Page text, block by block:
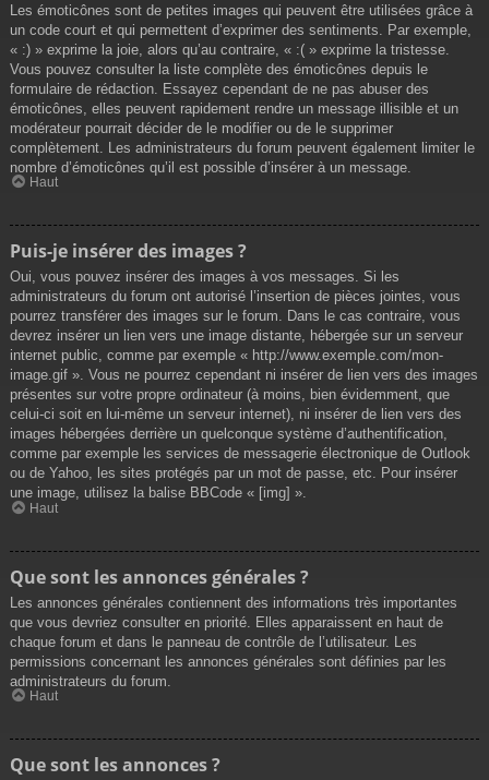
Les émoticônes sont de petites images qui peuvent être utilisées grâce à
un code court et qui permettent d’exprimer des sentiments. Par exemple,
« :) » exprime la joie, alors qu’au contraire, « :( » exprime la tristesse.
Vous pouvez consulter la liste complète des émoticônes depuis le
formulaire de rédaction. Essayez cependant de ne pas abuser des
émoticônes, elles peuvent rapidement rendre un message illisible et un
modérateur pourrait décider de le modifier ou de le supprimer
complètement. Les administrateurs du forum peuvent également limiter le
nombre d’émoticônes qu’il est possible d’insérer à un message.
Haut
Puis-je insérer des images ?
Oui, vous pouvez insérer des images à vos messages. Si les
administrateurs du forum ont autorisé l’insertion de pièces jointes, vous
pourrez transférer des images sur le forum. Dans le cas contraire, vous
devrez insérer un lien vers une image distante, hébergée sur un serveur
internet public, comme par exemple « http://www.exemple.com/mon-
image.gif ». Vous ne pourrez cependant ni insérer de lien vers des images
présentes sur votre propre ordinateur (à moins, bien évidemment, que
celui-ci soit en lui-même un serveur internet), ni insérer de lien vers des
images hébergées derrière un quelconque système d’authentification,
comme par exemple les services de messagerie électronique de Outlook
ou de Yahoo, les sites protégés par un mot de passe, etc. Pour insérer
une image, utilisez la balise BBCode « [img] ».
Haut
Que sont les annonces générales ?
Les annonces générales contiennent des informations très importantes
que vous devriez consulter en priorité. Elles apparaissent en haut de
chaque forum et dans le panneau de contrôle de l’utilisateur. Les
permissions concernant les annonces générales sont définies par les
administrateurs du forum.
Haut
Que sont les annonces ?